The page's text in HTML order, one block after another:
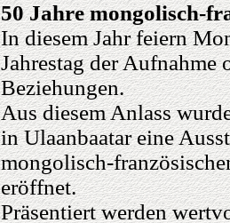
50 Jahre mongolisch-
In diesem Jahr feiern
Jahrestag der
Beziehungen.
Aus diesem Anlass
in Ulaanbaatar eine
mongolisch-
eröffnet.
Präsentiert werden